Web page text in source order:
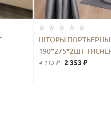
ШТОРЫ
190*275*2ШТ
4 119 ₽ 2 353 ₽